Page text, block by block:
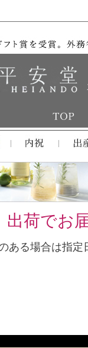
出荷でお
ある場合は指定